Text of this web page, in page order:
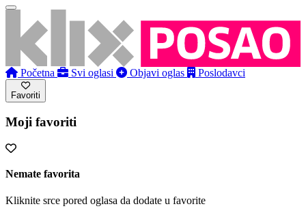
Početna Svi oglasi Objavi oglas Poslodavci
Favoriti
Moji favoriti
Nemate favorita
Kliknite srce pored oglasa da dodate u favorite